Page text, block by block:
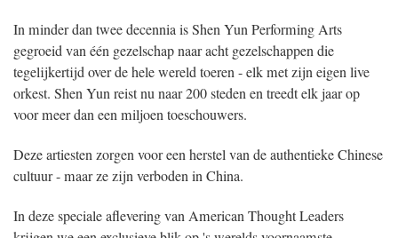
In minder dan twee decennia is Shen Yun Performing Arts
gegroeid van één gezelschap naar acht gezelschappen die
tegelijkertijd over de hele wereld toeren - elk met zijn eigen live
orkest. Shen Yun reist nu naar 200 steden en treedt elk jaar op
voor meer dan een miljoen toeschouwers.
Deze artiesten zorgen voor een herstel van de authentieke Chinese
cultuur - maar ze zijn verboden in China.
In deze speciale aflevering van American Thought Leaders